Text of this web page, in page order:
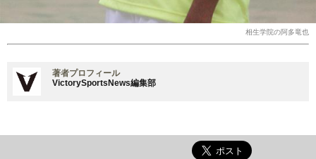
相生学院の阿多竜也
著者プロフィール
VictorySportsNews編集部